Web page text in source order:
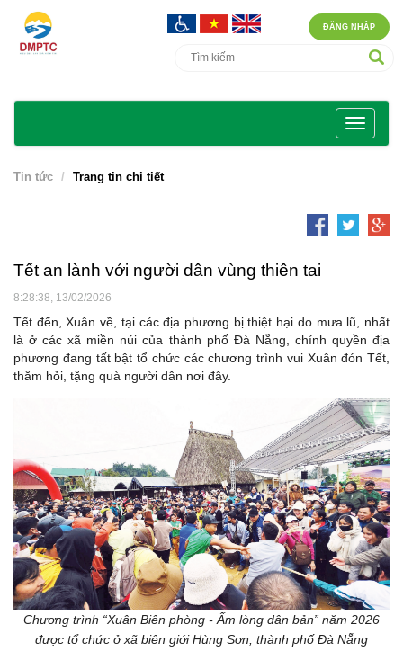
ĐĂNG NHẬP
Tin tức Trang tin chi tiết
Tết an lành với người dân vùng thiên tai
8:28:38, 13/02/2026
Tết đến, Xuân về, tại các địa phương bị thiệt hại do mưa lũ, nhất
là ở các xã miền núi của thành phố Đà Nẵng, chính quyền địa
phương đang tất bật tổ chức các chương trình vui Xuân đón Tết,
thăm hỏi, tặng quà người dân nơi đây.
Chương trình “Xuân Biên phòng - Ấm lòng dân bản” năm 2026
được tổ chức ở xã biên giới Hùng Sơn, thành phố Đà Nẵng